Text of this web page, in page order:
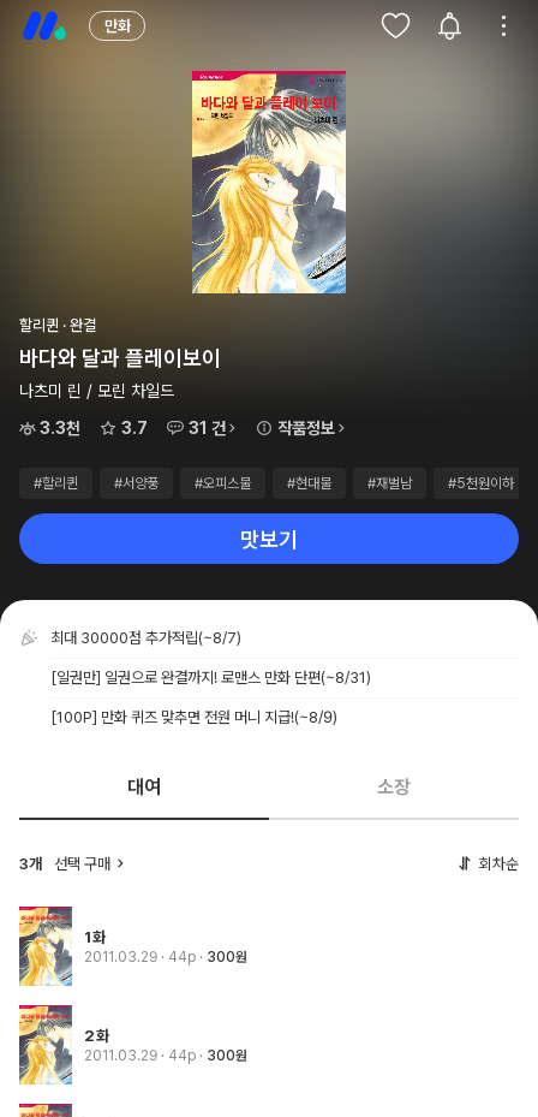
만화
할리퀸 · 완결
바다와 달과 플레이보이
나츠미 린 / 모린 차일드
3.3천
3.7 31 건 작품정보
#할리퀸 #서양풍 #오피스물 #현대물 #재벌남 #5천원이하
맛보기
최대 30000점 추가적립(~8/7)
[일권만] 일권으로 완결까지! 로맨스 만화 단편(~8/31)
[100P] 만화 퀴즈 맞추면 전원 머니 지급!(~8/9)
대여 소장
3개 선택 구매 회차순
1화
2011.03.29 · 44p 300원
2화
2011.03.29 · 44p 300원